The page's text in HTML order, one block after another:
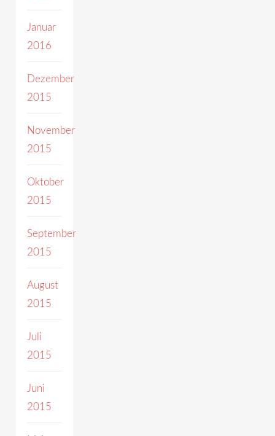
Januar
2016
Dezember
2015
November
2015
Oktober
2015
September
2015
August
2015
Juli
2015
Juni
2015